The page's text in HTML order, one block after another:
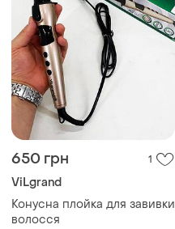
650 грн 1
ViLgrand
Конусна плойка для завивки
волосся